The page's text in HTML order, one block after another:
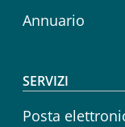
Annuario
SERVIZI
Posta